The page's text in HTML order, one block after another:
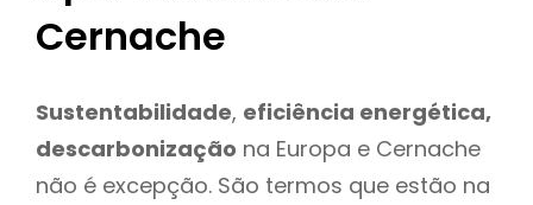
Cernache
Sustentabilidade, eficiência energética,
descarbonização na Europa e Cernache
não é excepção. São termos que estão na